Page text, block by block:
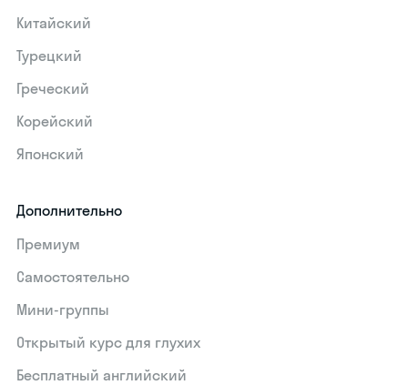
Китайский
Турецкий
Греческий
Корейский
Японский
Дополнительно
Премиум
Самостоятельно
Мини-группы
Открытый курс для глухих
Бесплатный английский